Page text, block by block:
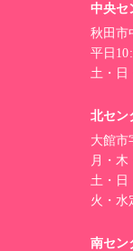
中央セ
秋田市
平日
土・日
北セン
大館市
月・木
土・日
火・水
南セン